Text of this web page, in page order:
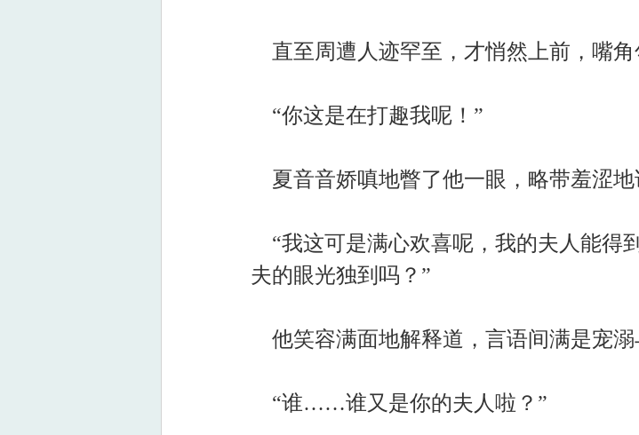
直至周遭人迹罕至，才悄然上前，嘴角
“你这是在打趣我呢！”
夏音音娇嗔地瞥了他一眼，略带羞涩地
“我这可是满心欢喜呢，我的夫人能得
夫的眼光独到吗？”
他笑容满面地解释道，言语间满是宠溺
“谁……谁又是你的夫人啦？”